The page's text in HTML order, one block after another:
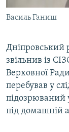
Усі сайти
Василь Ганиш
Дніпровський
звільнив із
Верховної
перебував у
підозрюваний
під домашній